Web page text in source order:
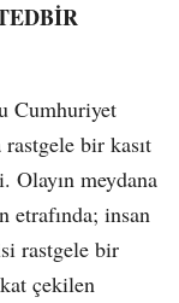
Cumhuriyet
rastgele bir kasıt
Olayın meydana
etrafında; insan
rastgele bir
çekilen